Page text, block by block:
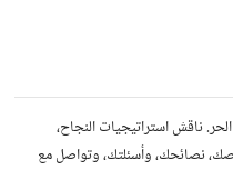
ناقش استراتيجيات النجاح،
نصائحك، وأسئلتك، وتواصل مع